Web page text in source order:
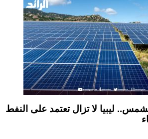
ليبيا لا تزال تعتمد على النفط